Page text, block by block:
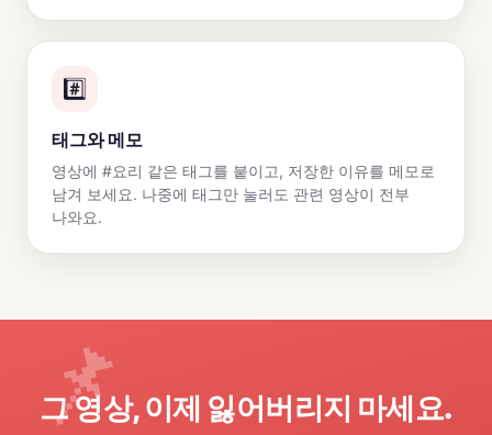
#️⃣
태그와 메모
영상에 #요리 같은 태그를 붙이고, 저장한 이유를 메모로
남겨 보세요. 나중에 태그만 눌러도 관련 영상이 전부
나와요.
그 영상, 이제 잃어버리지 마세요.